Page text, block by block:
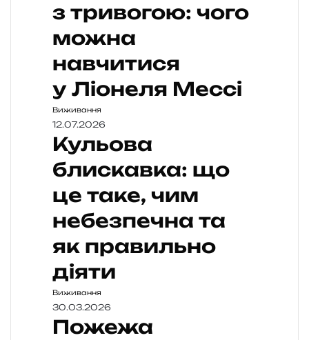
з тривогою: чого
можна
навчитися
у Ліонеля Мессі
Виживання
12.07.2026
Кульова
блискавка: що
це таке, чим
небезпечна та
як правильно
діяти
Виживання
30.03.2026
Пожежа